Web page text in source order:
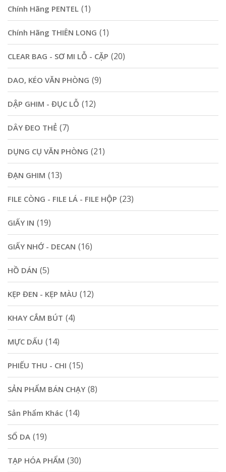
Chính Hãng PENTEL (1)
Chính Hãng THIÊN LONG (1)
CLEAR BAG - SƠ MI LỖ - CẶP (20)
DAO, KÉO VĂN PHÒNG (9)
DẬP GHIM - ĐỤC LỖ (12)
DÂY ĐEO THẺ (7)
DỤNG CỤ VĂN PHÒNG (21)
ĐẠN GHIM (13)
FILE CÒNG - FILE LÁ - FILE HỘP (23)
GIẤY IN (19)
GIẤY NHỚ - DECAN (16)
HỒ DÁN (5)
KẸP ĐEN - KẸP MÀU (12)
KHAY CẮM BÚT (4)
MỰC DẤU (14)
PHIẾU THU - CHI (15)
SẢN PHẨM BÁN CHẠY (8)
Sản Phẩm Khác (14)
SỔ DA (19)
TẠP HÓA PHẨM (30)